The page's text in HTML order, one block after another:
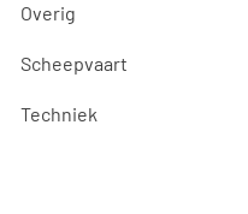
Overig
Scheepvaart
Techniek